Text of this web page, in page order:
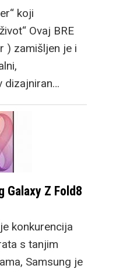
koji
Ovaj BRE
) zamišljen je i
dizajniran…
Galaxy Z Fold8
konkurencija
s tanjim
Samsung je